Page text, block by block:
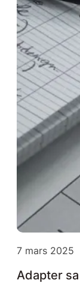
7 mars 2025
Adapter